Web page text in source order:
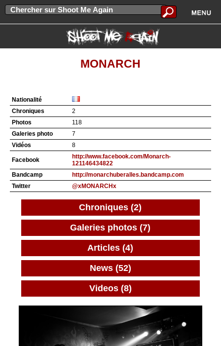
MONARCH
Nationalité
Chroniques
2
Photos
118
Galeries photo
7
Vidéos
8
Facebook
http://www.facebook.com/Monarch-
121146434822
Bandcamp
http://monarchuberalles.bandcamp.com
Twitter
@xMONARCHx
Chroniques (2)
Galeries photos (7)
Articles (4)
News (52)
Videos (8)